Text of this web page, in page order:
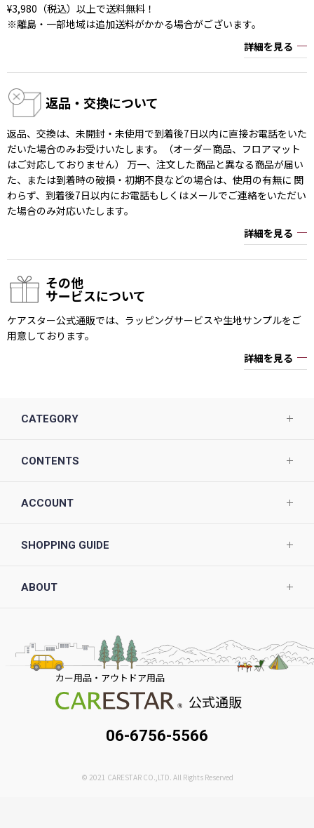
¥3,980（税込）以上で送料無料！
※離島・一部地域は追加送料がかかる場合がございます。
詳細を見る
返品・交換について
返品、交換は、未開封・未使用で到着後7日以内に直接お電話をいた
だいた場合のみお受けいたします。（オーダー商品、フロアマット
はご対応しておりません） 万一、注文した商品と異なる商品が届い
た、または到着時の破損・初期不良などの場合は、使用の有無に 関
わらず、到着後7日以内にお電話もしくはメールでご連絡をいただい
た場合のみ対応いたします。
詳細を見る
その他
サービスについて
ケアスター公式通販では、ラッピングサービスや生地サンプルをご
用意しております。
詳細を見る
CATEGORY
CONTENTS
ACCOUNT
SHOPPING GUIDE
ABOUT
カー用品・アウトドア用品
公式通販
06-6756-5566
© 2021 CARESTAR CO.,LTD. All Rights Reserved